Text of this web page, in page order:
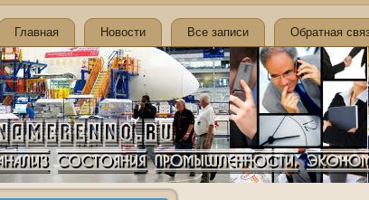
Главная Новости Все записи Обратная